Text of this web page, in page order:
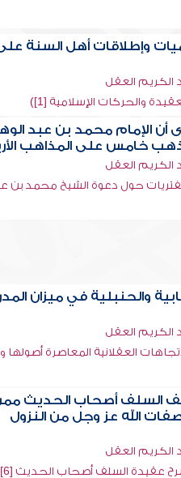
وإطلاقات أهل السنة
الكريم العقل
والحركات الإسلامية [1])
أن الإمام محمد بن عبد
خامس على المذاهب
الكريم العقل
حول دعوة الشيخ محمد بن
والحنبلية في ميزان
الكريم العقل
العقلانية المعاصرة أصولها
السلف أصحاب الحديث
الله عز وجل من النزول
الكريم العقل
عقيدة السلف أصحاب الحديث [6])